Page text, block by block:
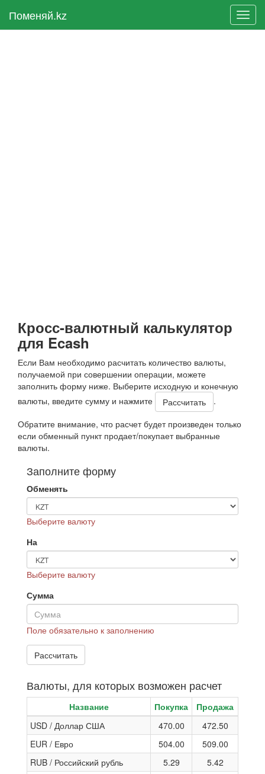
Поменяй.kz
Кросс-валютный калькулятор
для Ecash
Если Вам необходимо расчитать количество валюты,
получаемой при совершении операции, можете
заполнить форму ниже. Выберите исходную и конечную
валюты, введите сумму и нажмите
.
Обратите внимание, что расчет будет произведен только
если обменный пункт продает/покупает выбранные
валюты.
Заполните форму
Обменять
Выберите валюту
На
Выберите валюту
Сумма
Поле обязательно к заполнению
Валюты, для которых возможен расчет
Название Покупка
Продажа
USD / Доллар США
470.00
472.50
EUR / Евро
504.00
509.00
RUB / Российский рубль
5.29
5.42